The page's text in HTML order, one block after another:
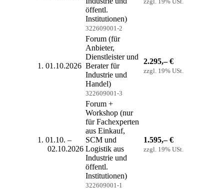
öffentl.
Institutionen)
322609001-2
01.10.2026
Forum (für
Anbieter,
Dienstleister und
Berater für
Industrie und
Handel)
322609001-3
2.295,– €
zzgl. 19% USt.
01.10. –
02.10.2026
Forum +
Workshop (nur
für Fachexperten
aus Einkauf,
SCM und
Logistik aus
Industrie und
öffentl.
Institutionen)
322609001-1
1.595,– €
zzgl. 19% USt.